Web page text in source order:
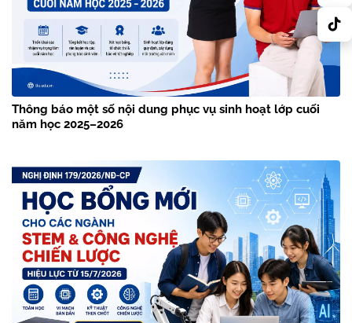
Thông báo một số nội dung phục vụ sinh hoạt lớp cuối
năm học 2025–2026